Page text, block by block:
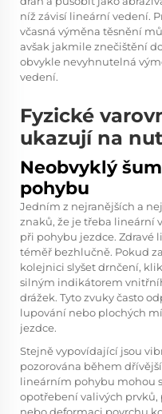
níž závisí lineární vedení.
včasná výměna těsnění
avšak jakmile znečištění
obvykle nevyhnutelná
vedení.
Fyzické
ukazují na
Neobvyklý
pohybu
Jedním z nejranějších a
znaků, že je třeba lineární
při pohybu jezdce. Zdravé
téměř bezhlučně. Pokud
kolejnici slyšet drnčení,
silným indikátorem
drážek. Tyto zvuky často
lupování nebo plochých
jezdce.
Stejně vypovídající jsou
pozorována během
lineárním pohybu mohou
opotřebení valivých prvků,